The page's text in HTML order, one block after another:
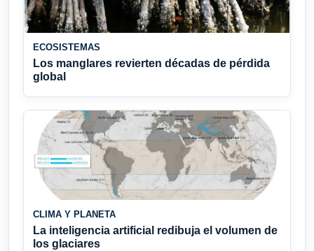
ECOSISTEMAS
Los manglares revierten décadas de pérdida
global
CLIMA Y PLANETA
La inteligencia artificial redibuja el volumen de
los glaciares